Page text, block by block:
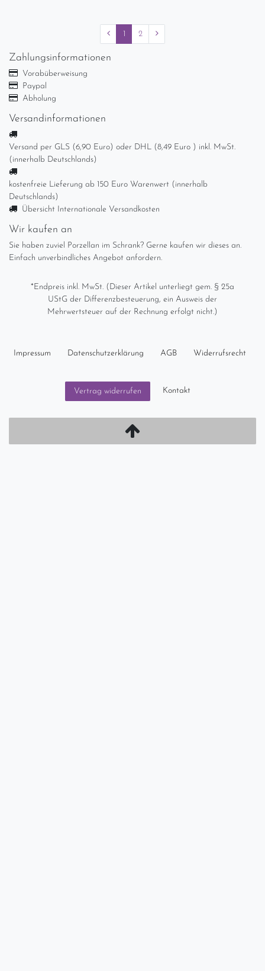
1 2
Zahlungsinformationen
Vorabüberweisung
Paypal
Abholung
Versandinformationen
Versand per GLS (6,90 Euro) oder DHL (8,49 Euro ) inkl. MwSt.
(innerhalb Deutschlands)
kostenfreie Lieferung ab 150 Euro Warenwert (innerhalb
Deutschlands)
Übersicht Internationale Versandkosten
Wir kaufen an
Sie haben zuviel Porzellan im Schrank? Gerne kaufen wir dieses an.
Einfach unverbindliches Angebot anfordern.
*Endpreis inkl. MwSt. (Dieser Artikel unterliegt gem. § 25a
UStG der Differenzbesteuerung, ein Ausweis der
Mehrwertsteuer auf der Rechnung erfolgt nicht.)
Impressum Daten­schutz­erklärung AGB Widerrufs­recht
Vertrag widerrufen Kontakt